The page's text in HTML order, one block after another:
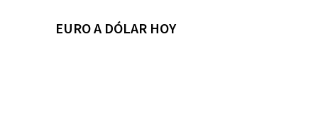
EURO A DÓLAR HOY